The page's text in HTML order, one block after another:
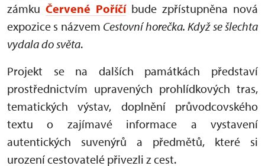
zámku Červené Poříčíbude zpřístupněna nová
expozice s názvem Cestovní horečka. Když se šlechta
vydala do světa.
Projekt se na dalších památkách představí
prostřednictvím upravených prohlídkových tras,
tematických výstav, doplnění průvodcovského
textu o zajímavé informace a vystavení
autentických suvenýrů a předmětů, které si
urození cestovatelé přivezli z cest.